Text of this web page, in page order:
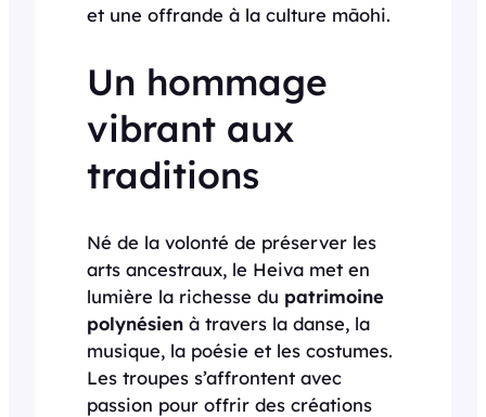
et une offrande à la culture māohi.
Un hommage
vibrant aux
traditions
Né de la volonté de préserver les
arts ancestraux, le Heiva met en
lumière la richesse du patrimoine
polynésien à travers la danse, la
musique, la poésie et les costumes.
Les troupes s’affrontent avec
passion pour offrir des créations